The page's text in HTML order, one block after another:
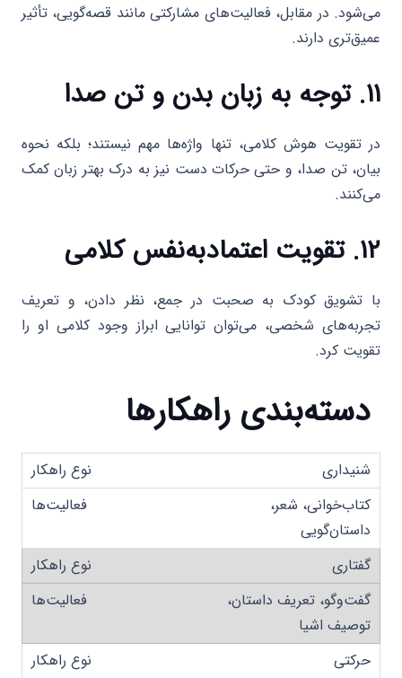
می‌شود. در مقابل، فعالیت‌های مشارکتی مانند قصه‌گویی، تأثیر
عمیق‌تری دارند.
۱۱. توجه به زبان بدن و تن صدا
در تقویت هوش کلامی، تنها واژه‌ها مهم نیستند؛ بلکه نحوه
بیان، تن صدا، و حتی حرکات دست نیز به درک بهتر زبان کمک
می‌کنند.
۱۲. تقویت اعتمادبه‌نفس کلامی
با تشویق کودک به صحبت در جمع، نظر دادن، و تعریف
تجربه‌های شخصی، می‌توان توانایی ابراز وجود کلامی او را
تقویت کرد.
دسته‌بندی راهکارها
شنیداری
کتاب‌خوانی، شعر،
داستان‌گویی
گفتاری
گفت‌وگو، تعریف داستان،
توصیف اشیا
حرکتی